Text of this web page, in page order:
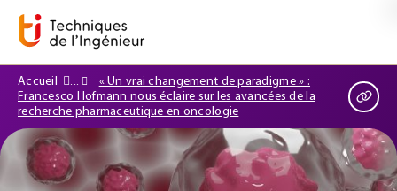
Accueil
« Un vrai changement de paradigme » :
Francesco Hofmann nous éclaire sur les avancées de la
recherche pharmaceutique en oncologie